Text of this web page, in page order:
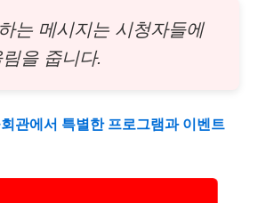
는 메시지는 시청자들에
을 줍니다.
관에서 특별한 프로그램과 이벤트